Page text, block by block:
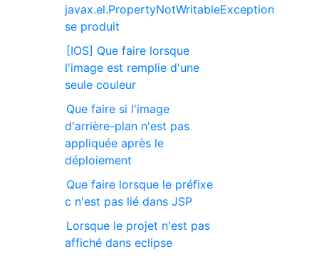
javax.el.PropertyNotWritableException
se produit
[IOS] Que faire lorsque
l'image est remplie d'une
seule couleur
Que faire si l'image
d'arrière-plan n'est pas
appliquée après le
déploiement
Que faire lorsque le préfixe
c n'est pas lié dans JSP
Lorsque le projet n'est pas
affiché dans eclipse